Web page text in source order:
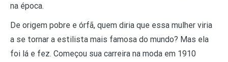
na época.
De origem pobre e órfã, quem diria que essa mulher viria
a se tornar a estilista mais famosa do mundo? Mas ela
foi lá e fez. Começou sua carreira na moda em 1910